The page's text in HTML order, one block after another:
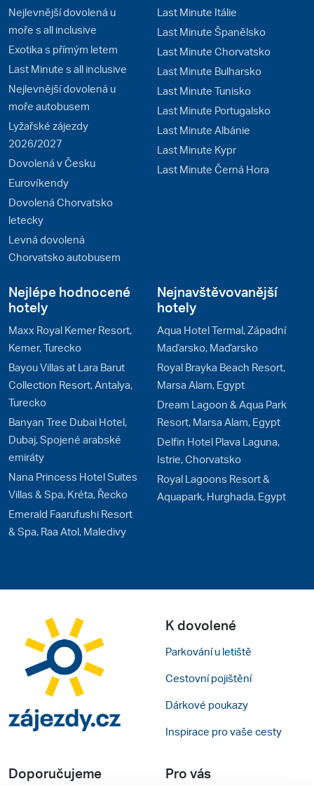
Nejlevnější dovolená u
moře s all inclusive
Exotika s přímým letem
Last Minute s all inclusive
Nejlevnější dovolená u
moře autobusem
Lyžařské zájezdy
2026/2027
Dovolená v Česku
Eurovíkendy
Dovolená Chorvatsko
letecky
Levná dovolená
Chorvatsko autobusem
Last Minute Itálie
Last Minute Španělsko
Last Minute Chorvatsko
Last Minute Bulharsko
Last Minute Tunisko
Last Minute Portugalsko
Last Minute Albánie
Last Minute Kypr
Last Minute Černá Hora
Nejlépe hodnocené
hotely
Maxx Royal Kemer Resort,
Kemer, Turecko
Bayou Villas at Lara Barut
Collection Resort, Antalya,
Turecko
Banyan Tree Dubai Hotel,
Dubaj, Spojené arabské
emiráty
Nana Princess Hotel Suites
Villas & Spa, Kréta, Řecko
Emerald Faarufushi Resort
& Spa, Raa Atol, Maledivy
Nejnavštěvovanější
hotely
Aqua Hotel Termal, Západní
Maďarsko, Maďarsko
Royal Brayka Beach Resort,
Marsa Alam, Egypt
Dream Lagoon & Aqua Park
Resort, Marsa Alam, Egypt
Delfin Hotel Plava Laguna,
Istrie, Chorvatsko
Royal Lagoons Resort &
Aquapark, Hurghada, Egypt
K dovolené
Parkování u letiště
Cestovní pojištění
Dárkové poukazy
Inspirace pro vaše cesty
Doporučujeme Pro vás